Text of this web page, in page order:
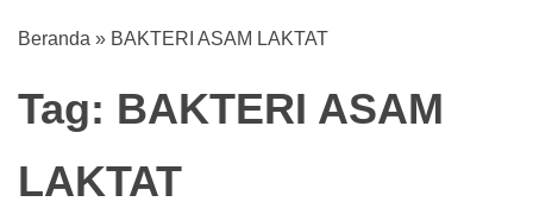
Beranda » BAKTERI ASAM LAKTAT
Tag: BAKTERI ASAM
LAKTAT